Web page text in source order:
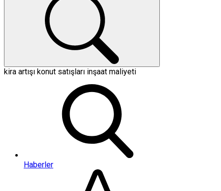
kira artışı konut satışları inşaat maliyeti
Haberler